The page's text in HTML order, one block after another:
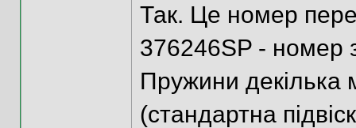
Так. Це номер
376246SP - номер
Пружини декілька
(стандартна